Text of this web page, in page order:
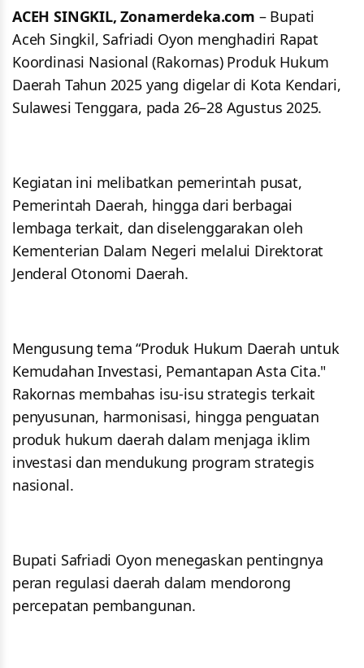
ACEH SINGKIL, Zonamerdeka.com – Bupati
Aceh Singkil, Safriadi Oyon menghadiri Rapat
Koordinasi Nasional (Rakornas) Produk Hukum
Daerah Tahun 2025 yang digelar di Kota Kendari,
Sulawesi Tenggara, pada 26–28 Agustus 2025.
Kegiatan ini melibatkan pemerintah pusat,
Pemerintah Daerah, hingga dari berbagai
lembaga terkait, dan diselenggarakan oleh
Kementerian Dalam Negeri melalui Direktorat
Jenderal Otonomi Daerah.
Mengusung tema “Produk Hukum Daerah untuk
Kemudahan Investasi, Pemantapan Asta Cita."
Rakornas membahas isu-isu strategis terkait
penyusunan, harmonisasi, hingga penguatan
produk hukum daerah dalam menjaga iklim
investasi dan mendukung program strategis
nasional.
Bupati Safriadi Oyon menegaskan pentingnya
peran regulasi daerah dalam mendorong
percepatan pembangunan.